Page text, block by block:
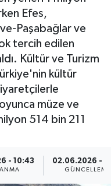
Efes,
Paşabağlar ve
tercih edilen
Kültür ve Turizm
kültür
müze ve
514 bin 211
- 10:43 02.06.2026 -
GÜNCELLEME